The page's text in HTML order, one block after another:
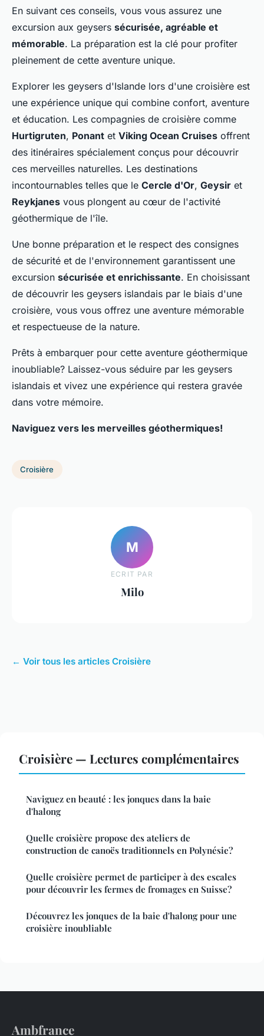
En suivant ces conseils, vous vous assurez une
excursion aux geysers sécurisée, agréable et
mémorable. La préparation est la clé pour profiter
pleinement de cette aventure unique.
Explorer les geysers d'Islande lors d'une croisière est
une expérience unique qui combine confort, aventure
et éducation. Les compagnies de croisière comme
Hurtigruten, Ponant et Viking Ocean Cruises offrent
des itinéraires spécialement conçus pour découvrir
ces merveilles naturelles. Les destinations
incontournables telles que le Cercle d'Or, Geysir et
Reykjanes vous plongent au cœur de l'activité
géothermique de l'île.
Une bonne préparation et le respect des consignes
de sécurité et de l'environnement garantissent une
excursion sécurisée et enrichissante. En choisissant
de découvrir les geysers islandais par le biais d'une
croisière, vous vous offrez une aventure mémorable
et respectueuse de la nature.
Prêts à embarquer pour cette aventure géothermique
inoubliable? Laissez-vous séduire par les geysers
islandais et vivez une expérience qui restera gravée
dans votre mémoire.
Naviguez vers les merveilles géothermiques!
Croisière
M
ECRIT PAR
Milo
← Voir tous les articles Croisière
Croisière — Lectures complémentaires
Naviguez en beauté : les jonques dans la baie
d'halong
Quelle croisière propose des ateliers de
construction de canoës traditionnels en Polynésie?
Quelle croisière permet de participer à des escales
pour découvrir les fermes de fromages en Suisse?
Découvrez les jonques de la baie d'halong pour une
croisière inoubliable
Ambfrance